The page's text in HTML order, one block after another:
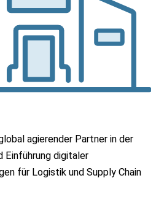
agierender Partner in der
Einführung digitaler
für Logistik und Supply Chain